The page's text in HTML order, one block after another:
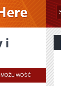
MOŻLIWOŚĆ